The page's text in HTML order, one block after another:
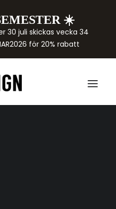
☀️
30 juli skickas vecka 34
för 20% rabatt